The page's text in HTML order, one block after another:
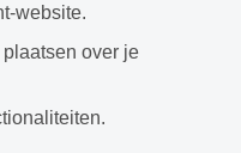
website.
over je